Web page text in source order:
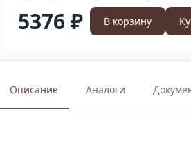
5376 ₽ В корзину
Описание Аналоги